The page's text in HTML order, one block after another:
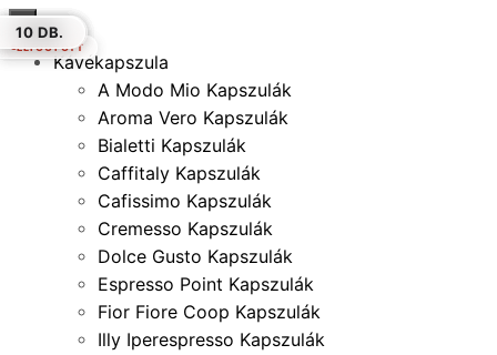
×
Kávékapszula
A Modo Mio Kapszulák
Aroma Vero Kapszulák
Bialetti Kapszulák
Caffitaly Kapszulák
Cafissimo Kapszulák
Cremesso Kapszulák
Dolce Gusto Kapszulák
Espresso Point Kapszulák
Fior Fiore Coop Kapszulák
Illy Iperespresso Kapszulák
10 DB.
10 DB.
10 DB.
ELFOGYOTT
10 DB.
ELFOGYOTT
20 DB.
10 DB.
10 DB.